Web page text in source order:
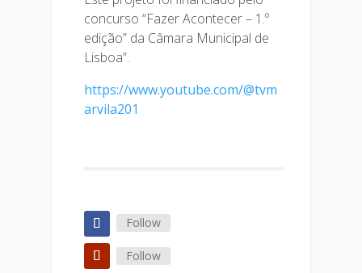
concurso “Fazer Acontecer – 1.º
edição” da Câmara Municipal de
Lisboa”.
https://www.youtube.com/@tvm
arvila201
Follow
Follow